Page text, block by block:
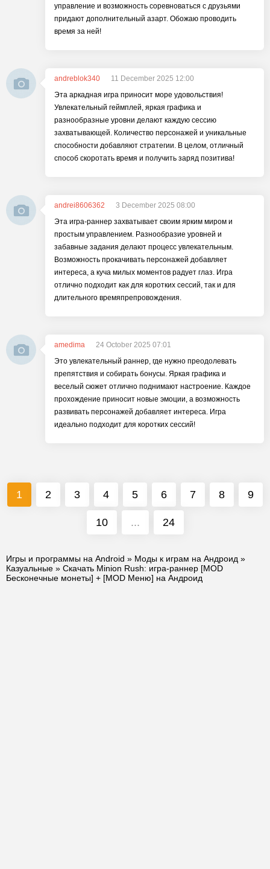
управление и возможность соревноваться с друзьями
придают дополнительный азарт. Обожаю проводить
время за ней!
andreblok340
11 December 2025 12:00
Эта аркадная игра приносит море удовольствия!
Увлекательный геймплей, яркая графика и
разнообразные уровни делают каждую сессию
захватывающей. Количество персонажей и уникальные
способности добавляют стратегии. В целом, отличный
способ скоротать время и получить заряд позитива!
andrei8606362
3 December 2025 08:00
Эта игра-раннер захватывает своим ярким миром и
простым управлением. Разнообразие уровней и
забавные задания делают процесс увлекательным.
Возможность прокачивать персонажей добавляет
интереса, а куча милых моментов радует глаз. Игра
отлично подходит как для коротких сессий, так и для
длительного времяпрепровождения.
amedima
24 October 2025 07:01
Это увлекательный раннер, где нужно преодолевать
препятствия и собирать бонусы. Яркая графика и
веселый сюжет отлично поднимают настроение. Каждое
прохождение приносит новые эмоции, а возможность
развивать персонажей добавляет интереса. Игра
идеально подходит для коротких сессий!
1 2 3 4 5 6 7 8 9
10 ... 24
Игры и программы на Android » Моды к играм на Андроид »
Казуальные » Скачать Minion Rush: игра-раннер [MOD
Бесконечные монеты] + [MOD Меню] на Андроид